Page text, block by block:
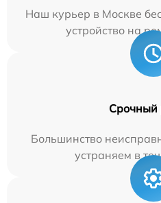
Наш курьер в Москве
устройство на
Срочный
Большинство
устраняем в